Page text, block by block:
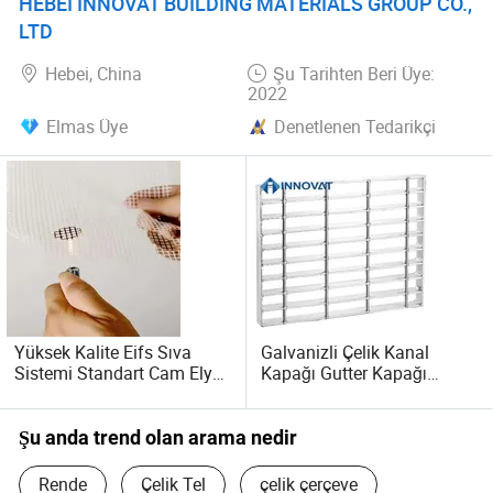
rüzgar direnci, yüksek rüzgar durumunda küçüktür ve
Fonksiyonlar: Havalandırma, aydınlatma, ısı yayılımı,
patlamaya karşı dayanıklı, iyi kayma önleyici performans
ve diğer işlevler.
LTD
Hebei, China
Şu Tarihten Beri Üye:
2022
Elmas Üye
Denetlenen Tedarikçi
Yüksek Kalite Eifs Sıva
Sistemi Standart Cam Elyaf
110g 5X5 E-Cam
Galvanizli Çelik Kanal
Kapağı Gutter Kapağı
Şu anda trend olan arama nedir
Rende Çelik Tel çelik çerçeve